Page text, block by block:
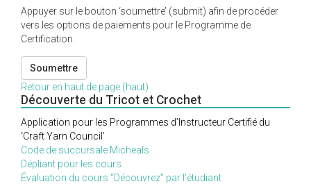
Appuyer sur le bouton ‘soumettre’ (submit) afin de procéder
vers les options de paiements pour le Programme de
Certification.
Soumettre
Retour en haut de page (haut)
Découverte du Tricot et Crochet
Application pour les Programmes d’Instructeur Certifié du
‘Craft Yarn Council’
Code de succursale Micheals
Dépliant pour les cours
Évaluation du cours “Découvrez” par l’étudiant